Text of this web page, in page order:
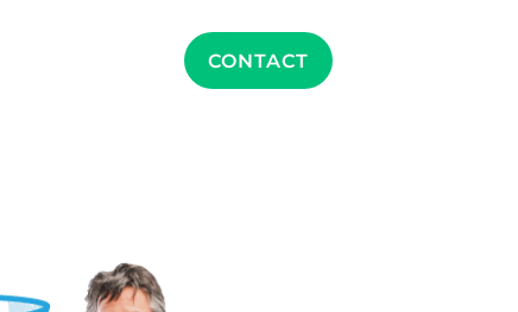
CONTACT